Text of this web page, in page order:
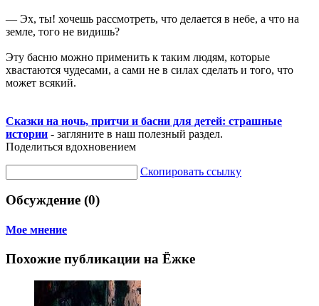
— Эх, ты! хочешь рассмотреть, что делается в небе, а что на
земле, того не видишь?
Эту басню можно применить к таким людям, которые
хвастаются чудесами, а сами не в силах сделать и того, что
может всякий.
Сказки на ночь, притчи и басни для детей: страшные
истории - загляните в наш полезный раздел.
Поделиться вдохновением
Скопировать ссылку
Обсуждение (0)
Мое мнение
Похожие публикации на Ёжке